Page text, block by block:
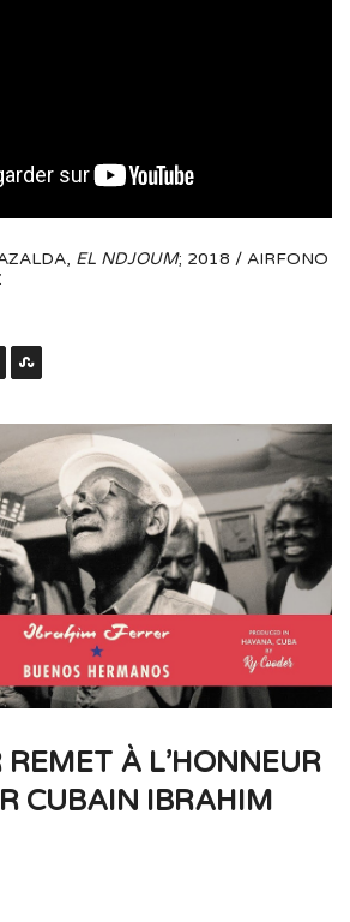
EL NDJOUM; 2018 / AIRFONO
REMET À L’HONNEUR
CUBAIN IBRAHIM